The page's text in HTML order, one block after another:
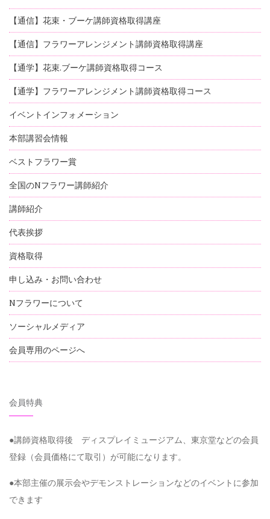
【通信】花束・ブーケ講師資格取得講座
【通信】フラワーアレンジメント講師資格取得講座
【通学】花束.ブーケ講師資格取得コース
【通学】フラワーアレンジメント講師資格取得コース
イベントインフォメーション
本部講習会情報
ベストフラワー賞
全国のNフラワー講師紹介
講師紹介
代表挨拶
資格取得
申し込み・お問い合わせ
Nフラワーについて
ソーシャルメディア
会員専用のページへ
会員特典
●講師資格取得後 ディスプレイミュージアム、東京堂などの会員
登録（会員価格にて取引）が可能になります。
●本部主催の展示会やデモンストレーションなどのイベントに参加
できます